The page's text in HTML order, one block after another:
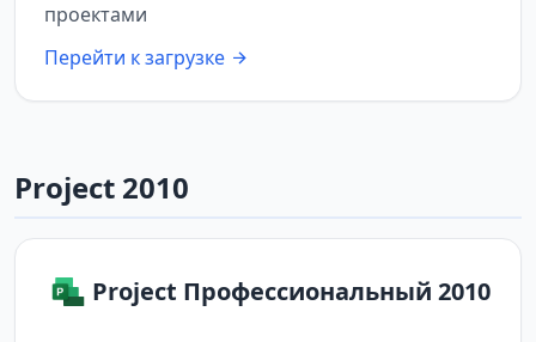
проектами
Перейти к загрузке
Project 2010
Project Профессиональный 2010